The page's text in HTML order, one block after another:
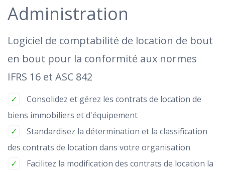
Administration
Logiciel de comptabilité de location de bout
en bout pour la conformité aux normes
IFRS 16 et ASC 842
Consolidez et gérez les contrats de location de
biens immobiliers et d'équipement
Standardisez la détermination et la classification
des contrats de location dans votre organisation
Facilitez la modification des contrats de location la